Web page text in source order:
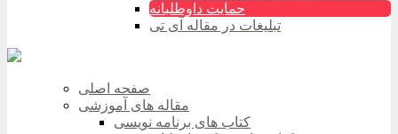
حمایت داوطلبانه
تبلیغات در مقاله آی تی
صفحه اصلی
مقاله های آموزشی
کتاب های برنامه نویسی